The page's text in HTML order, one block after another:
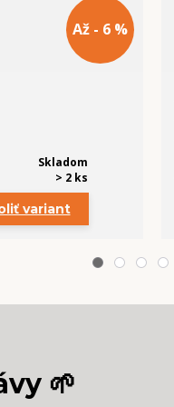
Až - 6 %
Skladom
> 2 ks
variant
🌱